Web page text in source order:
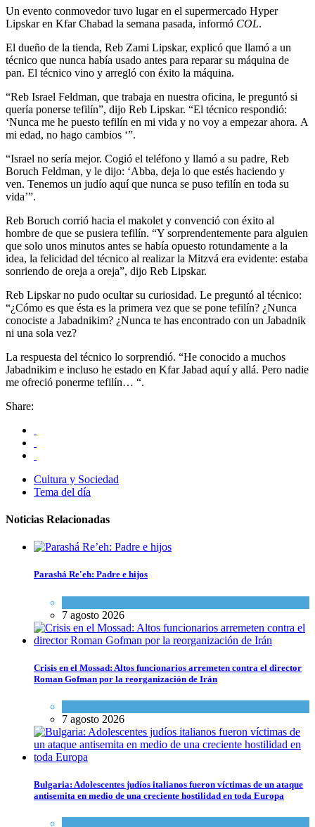
Un evento conmovedor tuvo lugar en el supermercado Hyper
Lipskar en Kfar Chabad la semana pasada, informó COL.
El dueño de la tienda, Reb Zami Lipskar, explicó que llamó a un
técnico que nunca había usado antes para reparar su máquina de
pan. El técnico vino y arregló con éxito la máquina.
“Reb Israel Feldman, que trabaja en nuestra oficina, le preguntó si
quería ponerse tefilín”, dijo Reb Lipskar. “El técnico respondió:
‘Nunca me he puesto tefilín en mi vida y no voy a empezar ahora. A
mi edad, no hago cambios ‘”.
“Israel no sería mejor. Cogió el teléfono y llamó a su padre, Reb
Boruch Feldman, y le dijo: ‘Abba, deja lo que estés haciendo y
ven. Tenemos un judío aquí que nunca se puso tefilín en toda su
vida’”.
Reb Boruch corrió hacia el makolet y convenció con éxito al
hombre de que se pusiera tefilín. “Y sorprendentemente para alguien
que solo unos minutos antes se había opuesto rotundamente a la
idea, la felicidad del técnico al realizar la Mitzvá era evidente: estaba
sonriendo de oreja a oreja”, dijo Reb Lipskar.
Reb Lipskar no pudo ocultar su curiosidad. Le preguntó al técnico:
“¿Cómo es que ésta es la primera vez que se pone tefilín? ¿Nunca
conociste a Jabadnikim? ¿Nunca te has encontrado con un Jabadnik
ni una sola vez?
La respuesta del técnico lo sorprendió. “He conocido a muchos
Jabadnikim e incluso he estado en Kfar Jabad aquí y allá. Pero nadie
me ofreció ponerme tefilín… “.
Share:
Cultura y Sociedad
Tema del día
Noticias Relacionadas
Parashá Re'eh: Padre e hijos
7 agosto 2026
Crisis en el Mossad: Altos funcionarios arremeten contra el director
Roman Gofman por la reorganización de Irán
7 agosto 2026
Bulgaria: Adolescentes judíos italianos fueron víctimas de un ataque
antisemita en medio de una creciente hostilidad en toda Europa